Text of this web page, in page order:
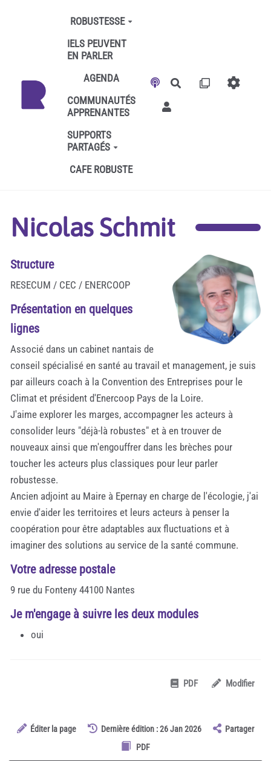
Aller au contenu principal
ROBUSTESSE
IELS PEUVENT
EN PARLER
AGENDA
COMMUNAUTÉS
APPRENANTES
SUPPORTS
PARTAGÉS
CAFE ROBUSTE
Rechercher
Nicolas Schmit
Structure
RESECUM / CEC / ENERCOOP
Présentation en quelques
lignes
Associé dans un cabinet nantais de
conseil spécialisé en santé au travail et management, je suis
par ailleurs coach à la Convention des Entreprises pour le
Climat et président d'Enercoop Pays de la Loire.
J'aime explorer les marges, accompagner les acteurs à
consolider leurs "déjà-là robustes" et à en trouver de
nouveaux ainsi que m'engouffrer dans les brèches pour
toucher les acteurs plus classiques pour leur parler
robustesse.
Ancien adjoint au Maire à Epernay en charge de l'écologie, j'ai
envie d'aider les territoires et leurs acteurs à penser la
coopération pour être adaptables aux fluctuations et à
imaginer des solutions au service de la santé commune.
Votre adresse postale
9 rue du Fonteny 44100 Nantes
Je m'engage à suivre les deux modules
oui
PDF Modifier
Éditer la page Dernière édition : 26 Jan 2026
Partager
PDF